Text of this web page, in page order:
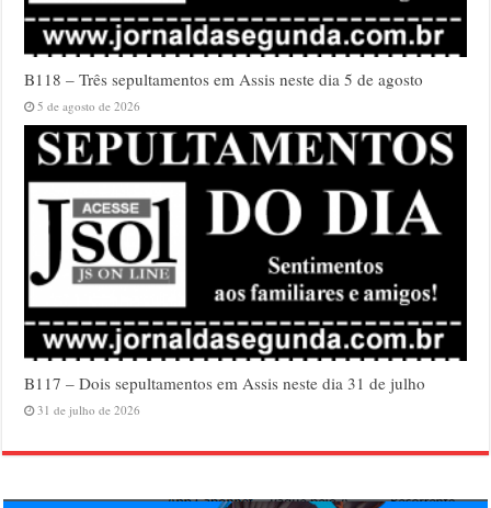
B118 – Três sepultamentos em Assis neste dia 5 de agosto
5 de agosto de 2026
B117 – Dois sepultamentos em Assis neste dia 31 de julho
31 de julho de 2026